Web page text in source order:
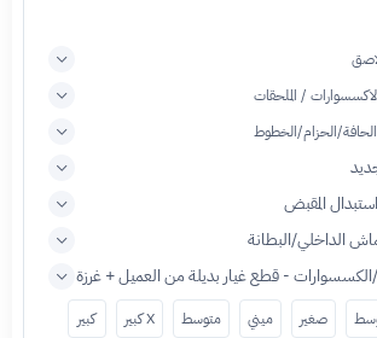
/ الملحقات
الحزام/الخطوط
المقبض
الداخلي/البطانة
الكسسوارات - قطع غيار بديلة من العميل + غرزة
صغير ميني متوسط X كبير كبير